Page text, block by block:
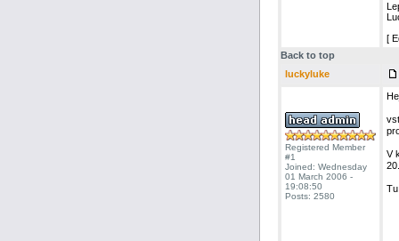
[
Back to top
luckyluke
Registered Member
#1
Joined: Wednesday
01 March 2006 -
19:08:50
Posts: 2580
V